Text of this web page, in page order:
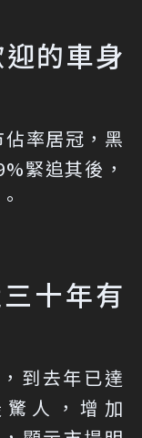
的車身
率居冠，黑
緊追其後，
十年有
到去年已達
人，增加